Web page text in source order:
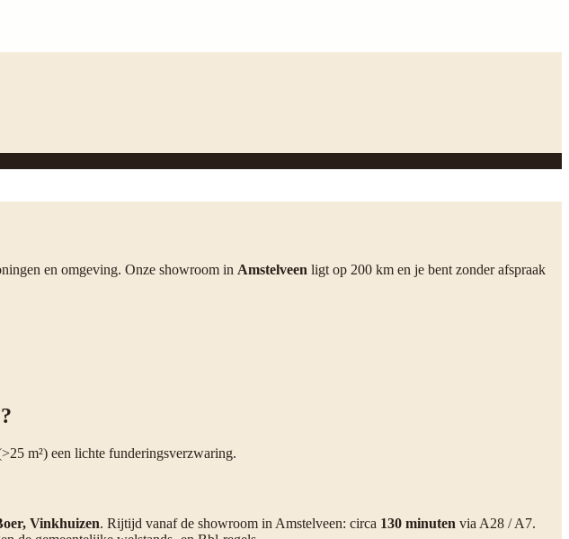
en omgeving. Onze showroom in Amstelveen ligt op 200 km en je bent zonder afspraak
m²) een lichte funderingsverzwaring.
Vinkhuizen. Rijtijd vanaf de showroom in Amstelveen: circa 130 minuten via A28 / A7.